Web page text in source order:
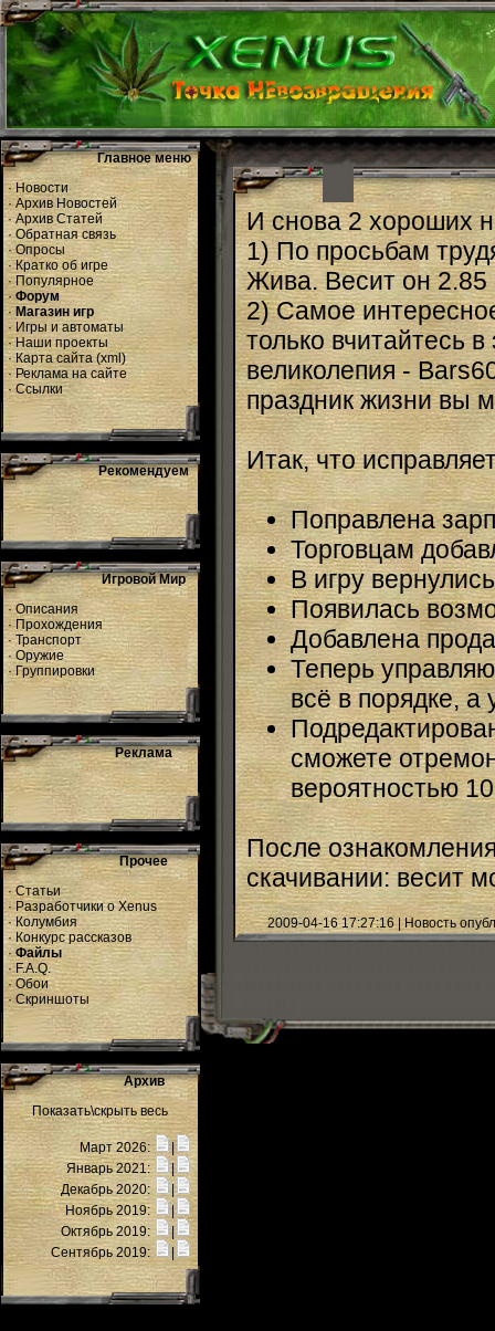
Главное меню
·Новости
·Архив Новостей
·Архив Статей
·Обратная связь
·Опросы
·Кратко об игре
· Популярное
· Форум
·Магазин игр
· Игры и автоматы
·Наши проекты
·Карта сайта(xml )
·Реклама на сайте
·Ссылки
Рекомендуем
Игровой Мир
·Описания
·Прохождения
·Транспорт
·Оружие
·Группировки
Реклама
Прочее
·Статьи
·Разработчики о Xenus
·Колумбия
·Конкурс рассказов
·Файлы
·F.A.Q.
· Обои
· Скриншоты
Архив
Показать\скрыть весь
Март 2026:
Январь 2021:
|
Декабрь 2020:
Ноябрь 2019:
Октябрь 2019:
Сентябрь 2019:
И снова 2 хороших
1) По просьбам
Жива. Весит он 2.85
2) Самое
только вчитайтесь
великолепия -
праздник жизни вы
Итак, что
Поправлена
Торговцам
В игру
Появилась
Добавлена
Теперь
всё в порядке, а
сможете
вероятностью
После
скачивании: весит
2009-04-16 17:27:16 | Новость